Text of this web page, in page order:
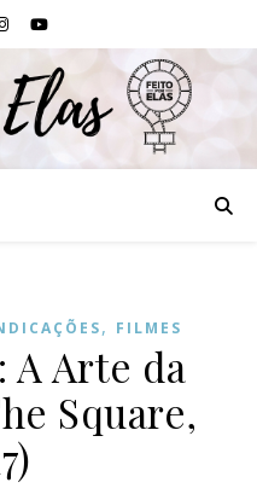
, FILMES
A Arte da
Square,